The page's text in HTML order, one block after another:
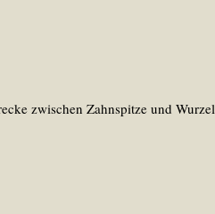
zwischen Zahnspitze und Wurzel